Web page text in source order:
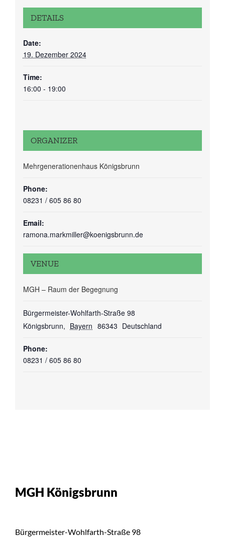
DETAILS
Date:
19. Dezember 2024
Time:
16:00 - 19:00
VENUE
MGH – Raum der Begegnung
Bürgermeister-Wohlfarth-Straße 98
Königsbrunn, Bayern 86343 Deutschland
Phone:
08231 / 605 86 80
ORGANIZER
Mehrgenerationenhaus Königsbrunn
Phone:
08231 / 605 86 80
Email:
ramona.markmiller@koenigsbrunn.de
MGH Königsbrunn
Bürgermeister-Wohlfarth-Straße 98